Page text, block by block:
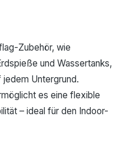
Zubehör, wie
und Wassertanks,
Untergrund.
es eine flexible
– ideal für den Indoor-